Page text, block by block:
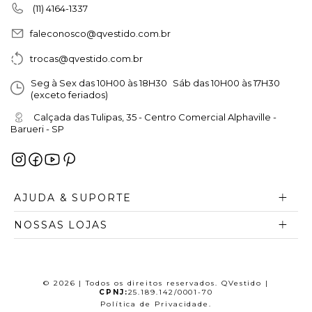
(11) 4164-1337
faleconosco@qvestido.com.br
trocas@qvestido.com.br
Seg à Sex das 10H00 às 18H30 Sáb das 10H00 às 17H30
(exceto feriados)
Calçada das Tulipas, 35 - Centro Comercial Alphaville -
Barueri - SP
AJUDA & SUPORTE
NOSSAS LOJAS
© 2026 | Todos os direitos reservados. QVestido |
CPNJ:25.189.142/0001-70
Política de Privacidade.